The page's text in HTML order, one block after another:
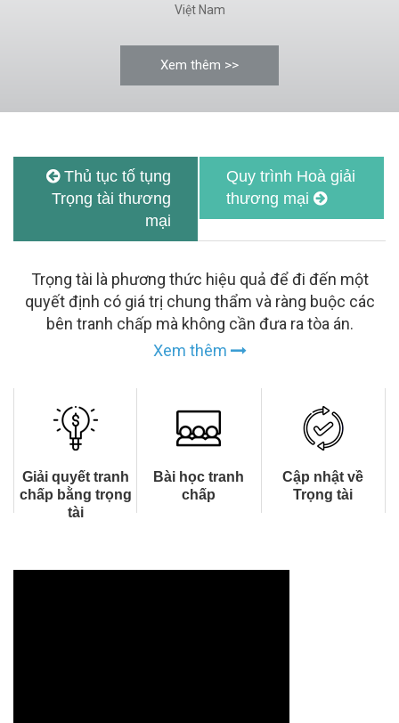
Việt Nam
Xem thêm >>
Thủ tục tố tụng
Trọng tài thương
mại
Quy trình Hoà giải
thương mại
Trọng tài là phương thức hiệu quả để đi đến một
quyết định có giá trị chung thẩm và ràng buộc các
bên tranh chấp mà không cần đưa ra tòa án.
Xem thêm
Giải quyết tranh
chấp bằng trọng
tài
Bài học tranh
chấp
Cập nhật về
Trọng tài